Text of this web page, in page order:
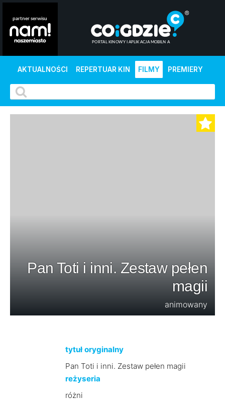
AKTUALNOŚCI REPERTUAR KIN FILMY PREMIERY
Pan Toti i inni. Zestaw pełen
magii
animowany
tytuł oryginalny
Pan Toti i inni. Zestaw pełen magii
reżyseria
różni